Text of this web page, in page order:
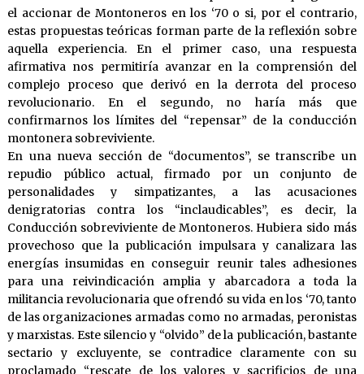
el accionar de Montoneros en los ‘70 o si, por el contrario,
estas propuestas teóricas forman parte de la reflexión sobre
aquella experiencia. En el primer caso, una respuesta
afirmativa nos permitiría avanzar en la comprensión del
complejo proceso que derivó en la derrota del proceso
revolucionario. En el segundo, no haría más que
confirmarnos los límites del “repensar” de la conducción
montonera sobreviviente.
En una nueva sección de “documentos”, se transcribe un
repudio público actual, firmado por un conjunto de
personalidades y simpatizantes, a las acusaciones
denigratorias contra los “inclaudicables”, es decir, la
Conducción sobreviviente de Montoneros. Hubiera sido más
provechoso que la publicación impulsara y canalizara las
energías insumidas en conseguir reunir tales adhesiones
para una reivindicación amplia y abarcadora a toda la
militancia revolucionaria que ofrendó su vida en los ‘70, tanto
de las organizaciones armadas como no armadas, peronistas
y marxistas. Este silencio y “olvido” de la publicación, bastante
sectario y excluyente, se contradice claramente con su